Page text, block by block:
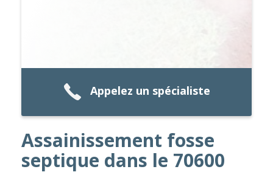
Appelez un spécialiste
Assainissement fosse
septique dans le 70600